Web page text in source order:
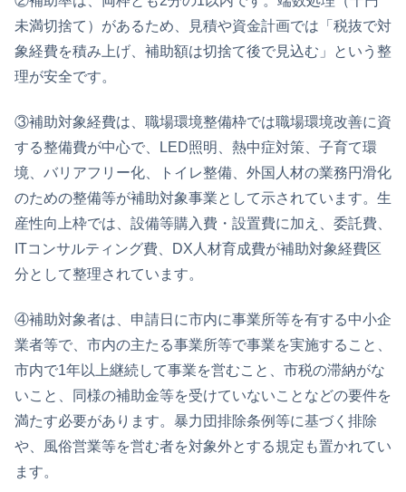
未満切捨て）があるため、見積や資金計画では「税抜で対
象経費を積み上げ、補助額は切捨て後で見込む」という整
理が安全です。
③補助対象経費は、職場環境整備枠では職場環境改善に資
する整備費が中心で、LED照明、熱中症対策、子育て環
境、バリアフリー化、トイレ整備、外国人材の業務円滑化
のための整備等が補助対象事業として示されています。生
産性向上枠では、設備等購入費・設置費に加え、委託費、
ITコンサルティング費、DX人材育成費が補助対象経費区
分として整理されています。
④補助対象者は、申請日に市内に事業所等を有する中小企
業者等で、市内の主たる事業所等で事業を実施すること、
市内で1年以上継続して事業を営むこと、市税の滞納がな
いこと、同様の補助金等を受けていないことなどの要件を
満たす必要があります。暴力団排除条例等に基づく排除
や、風俗営業等を営む者を対象外とする規定も置かれてい
ます。